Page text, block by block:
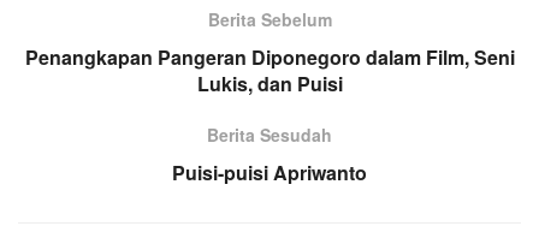
Berita Sebelum
Penangkapan Pangeran Diponegoro dalam Film, Seni
Lukis, dan Puisi
Berita Sesudah
Puisi-puisi Apriwanto